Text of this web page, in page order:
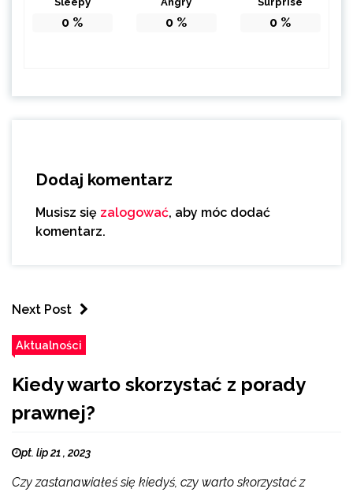
0 % 0 % 0 %
Dodaj komentarz
Musisz się zalogować, aby móc dodać
komentarz.
Next Post
Aktualności
Kiedy warto skorzystać z porady
prawnej?
pt. lip 21 , 2023
Czy zastanawiałeś się kiedyś, czy warto skorzystać z